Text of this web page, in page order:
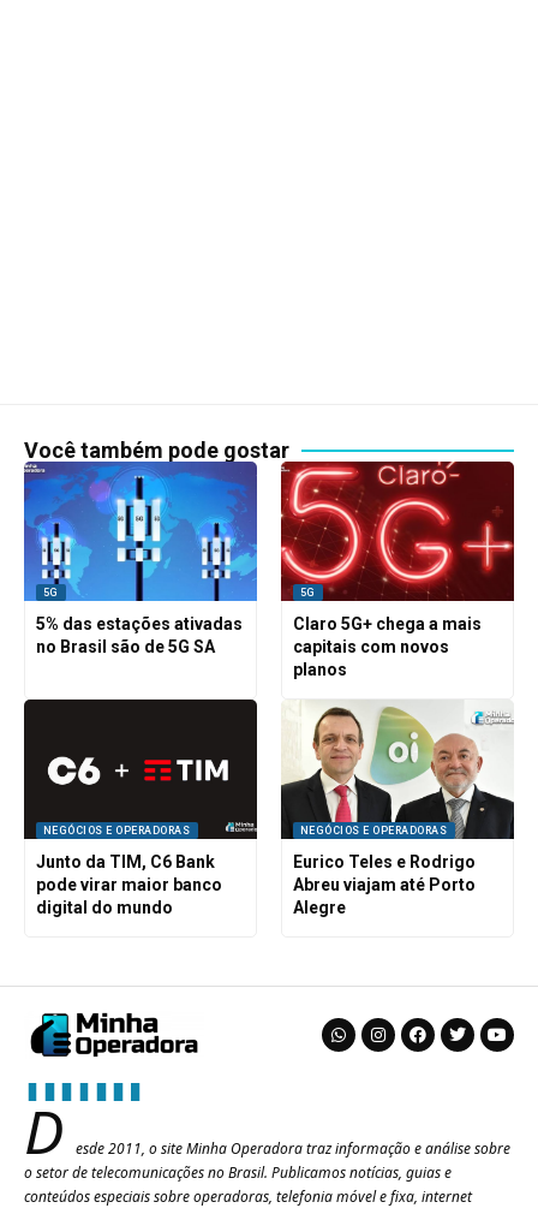
Você também pode gostar
5G
5% das estações ativadas
no Brasil são de 5G SA
5G
Claro 5G+ chega a mais
capitais com novos
planos
NEGÓCIOS E OPERADORAS
Junto da TIM, C6 Bank
pode virar maior banco
digital do mundo
NEGÓCIOS E OPERADORAS
Eurico Teles e Rodrigo
Abreu viajam até Porto
Alegre
D
esde 2011, o site Minha Operadora traz informação e análise sobre
o setor de telecomunicações no Brasil. Publicamos notícias, guias e
conteúdos especiais sobre operadoras, telefonia móvel e fixa, internet